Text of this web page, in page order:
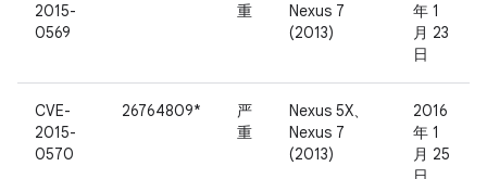
2015-
0569
重
Nexus 7
(2013)
年 1
月 23
日
CVE-
2015-
0570
26764809*
严
重
Nexus 5X、
Nexus 7
(2013)
2016
年 1
月 25